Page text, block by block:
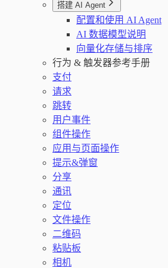
搭建 AI Agent
配置和使用 AI Agent
AI 数据模型说明
向量化存储与排序
行为 & 触发器参考手册
支付
请求
跳转
用户事件
组件操作
应用与页面操作
提示&弹窗
分享
通讯
定位
文件操作
二维码
粘贴板
相机